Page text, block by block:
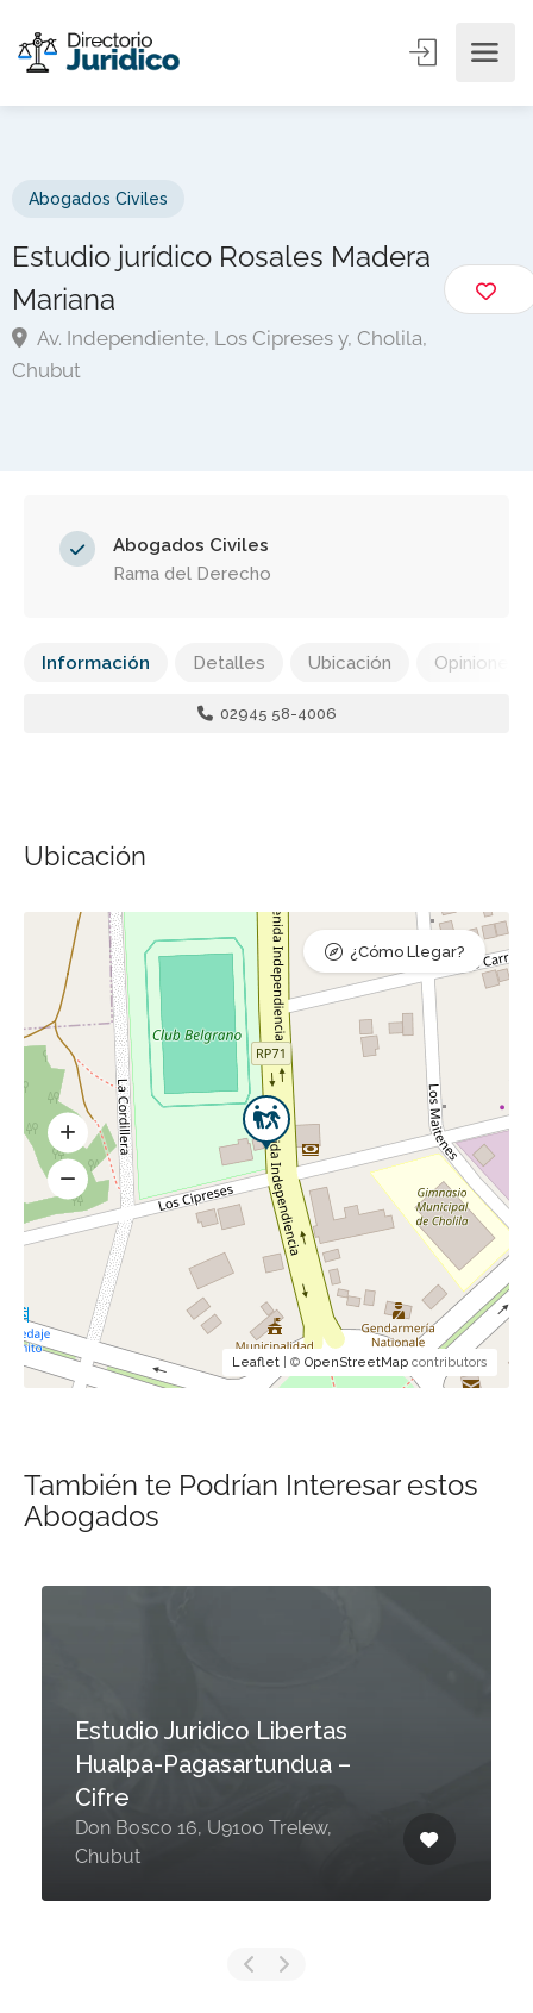
Abogados Civiles
Estudio jurídico Rosales Madera
Mariana
Av. Independiente, Los Cipreses y, Cholila,
Chubut
Abogados Civiles
Rama del Derecho
Información Detalles Ubicación Opiniones
02945 58-4006
Ubicación
Leaflet | © OpenStreetMap contributors
¿Cómo Llegar?
También te Podrían Interesar estos
Abogados
Estudio Juridico Libertas
Hualpa-Pagasartundua –
Cifre
Don Bosco 16, U9100 Trelew,
Chubut